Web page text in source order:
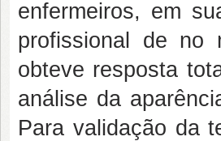
enfermeiros, em
profissional de no
obteve resposta
análise da
Para validação da